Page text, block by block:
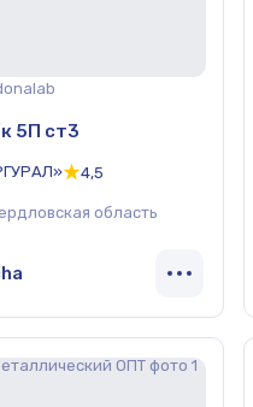
5П ст3
4,5
область